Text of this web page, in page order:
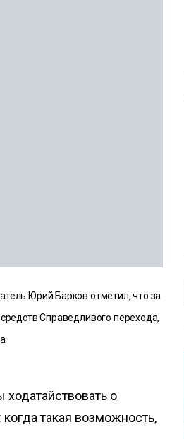
Юрий Барков отметил, что за
Справедливого перехода,
о
такая возможность,